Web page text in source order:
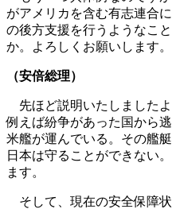
がアメリカを含む有志連合
の後方支援を行うようなこ
か。よろしくお願いします。
（安倍総理）
先ほど説明いたしましたよ
例えば紛争があった国から
米艦が運んでいる。その艦
日本は守ることができない
ます。
そして、現在の安全保障